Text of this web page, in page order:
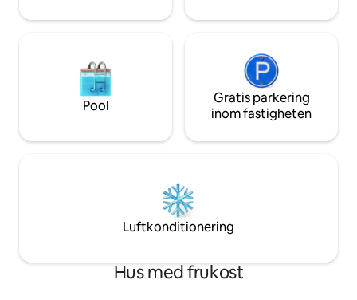
Pool
Gratis parkering
inom fastigheten
Luftkonditionering
Hus med frukost